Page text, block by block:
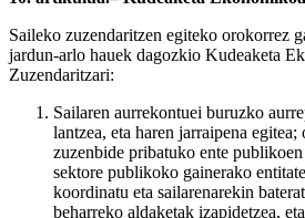
Saileko zuzendaritzen egiteko orokorrez
jardun-arlo hauek dagozkio Kudeaketa
Zuzendaritzari:
Sailaren aurrekontuei buruzko
lantzea, eta haren jarraipena
zuzenbide pribatuko ente
sektore publikoko gainerako
koordinatu eta sailarenarekin
beharreko aldaketak izapidetzea,